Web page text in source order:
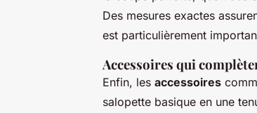
Des mesures exactes
est particulièrement
Accessoires qui
Enfin, les accessoires
salopette basique en une